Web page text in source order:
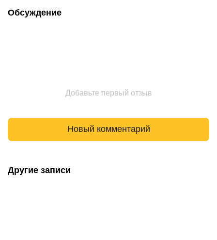
Обсуждение
Добавьте первый отзыв
Новый комментарий
Другие записи